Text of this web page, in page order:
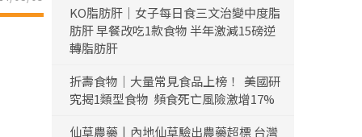
KO脂肪肝｜女子每日食三文治變中度脂
肪肝 早餐改吃1款食物 半年激減15磅逆
轉脂肪肝
折壽食物｜大量常見食品上榜！ 美國研
究揭1類型食物 頻食死亡風險激增17%
仙草農藥丨內地仙草驗出農藥超標 台灣